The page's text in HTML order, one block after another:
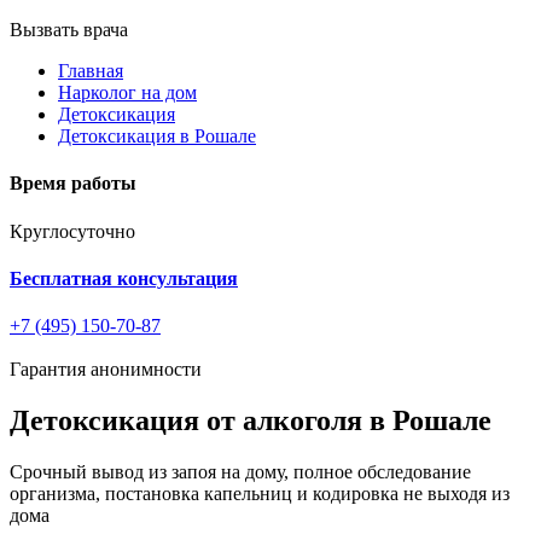
Вызвать врача
Главная
Нарколог на дом
Детоксикация
Детоксикация в Рошале
Время работы
Круглосуточно
Бесплатная консультация
+7 (495) 150-70-87
Гарантия анонимности
Детоксикация от алкоголя в Рошале
Срочный вывод из запоя на дому, полное обследование
организма, постановка капельниц и кодировка не выходя из
дома